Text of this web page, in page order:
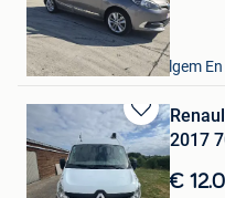
Favorieten
melissa
Ruien + Deel Van Avelgem
Bewaren
in
Mijn
Favorieten
Renault
2017
€